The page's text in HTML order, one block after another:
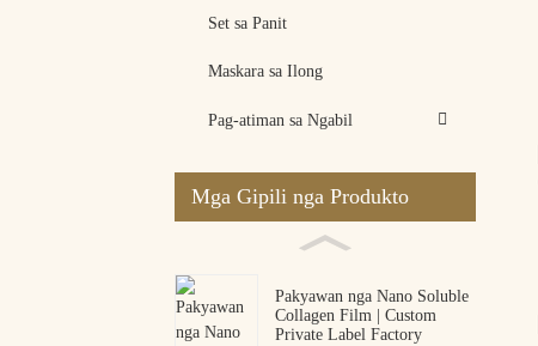
Set sa Panit
Maskara sa Ilong
Pag-atiman sa Ngabil
Mga Gipili nga Produkto
Pakyawan nga Nano Soluble
Collagen Film | Custom
Private Label Factory